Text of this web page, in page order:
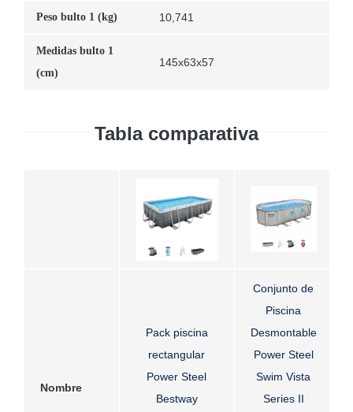
Peso bulto 1 (kg) 10,741
Medidas bulto 1
(cm)
145x63x57
Tabla comparativa
Nombre
Pack piscina
rectangular
Power Steel
Bestway
Conjunto de
Piscina
Desmontable
Power Steel
Swim Vista
Series II